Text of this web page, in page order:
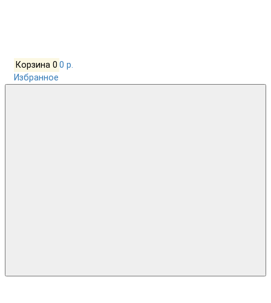
Корзина 0 0 р.
Избранное